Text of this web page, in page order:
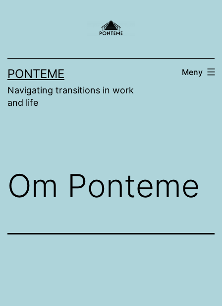
PONTEME
Navigating transitions in work
and life
Meny
Om Ponteme